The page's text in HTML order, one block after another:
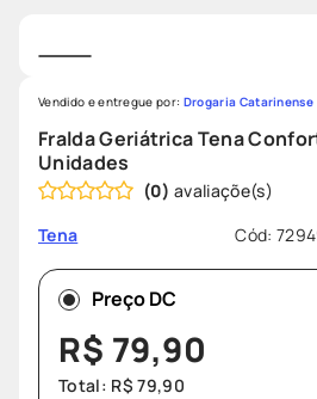
5º
ozivy
6º
lenço umedecido
7º
protetor solar
8º
desodorante
Fralda Geriátrica Tena
Unidades
(0)
Tena
Cód:
Vendido e entregue por: Drogaria Catarinense
Preço DC
R$ 79,90
Total: R$ 79,90